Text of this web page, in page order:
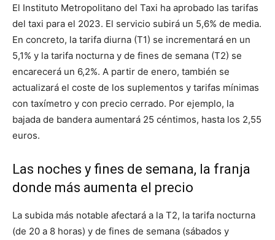
El Instituto Metropolitano del Taxi ha aprobado las tarifas
del taxi para el 2023. El servicio subirá un 5,6% de media.
En concreto, la tarifa diurna (T1) se incrementará en un
5,1% y la tarifa nocturna y de fines de semana (T2) se
encarecerá un 6,2%. A partir de enero, también se
actualizará el coste de los suplementos y tarifas mínimas
con taxímetro y con precio cerrado. Por ejemplo, la
bajada de bandera aumentará 25 céntimos, hasta los 2,55
euros.
Las noches y fines de semana, la franja
donde más aumenta el precio
La subida más notable afectará a la T2, la tarifa nocturna
(de 20 a 8 horas) y de fines de semana (sábados y